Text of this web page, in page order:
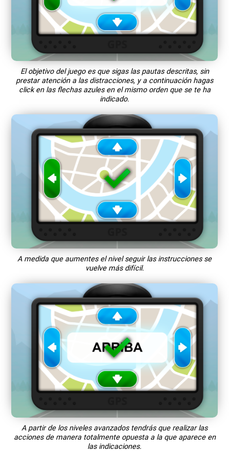
El objetivo del juego es que sigas las pautas descritas, sin
prestar atención a las distracciones, y a continuación hagas
click en las flechas azules en el mismo orden que se te ha
indicado.
A medida que aumentes el nivel seguir las instrucciones se
vuelve más difícil.
A partir de los niveles avanzados tendrás que realizar las
acciones de manera totalmente opuesta a la que aparece en
las indicaciones.